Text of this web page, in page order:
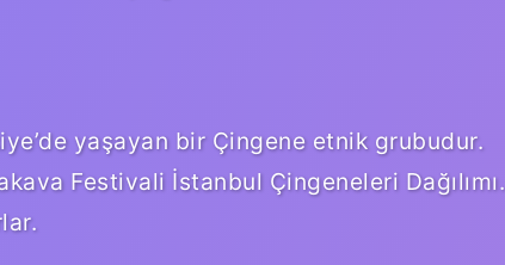
yaşayan bir Çingene etnik grubudur.
Festivali İstanbul Çingeneleri Dağılımı.